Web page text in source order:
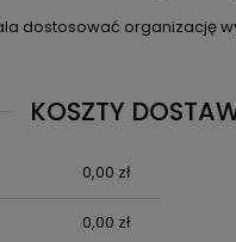
dostosować organizację
KOSZTY
0,00 zł
0,00 zł